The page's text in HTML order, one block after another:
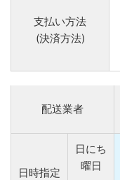
支払い方法
(決済方法)
配送業者
日時指定
日にち
曜日